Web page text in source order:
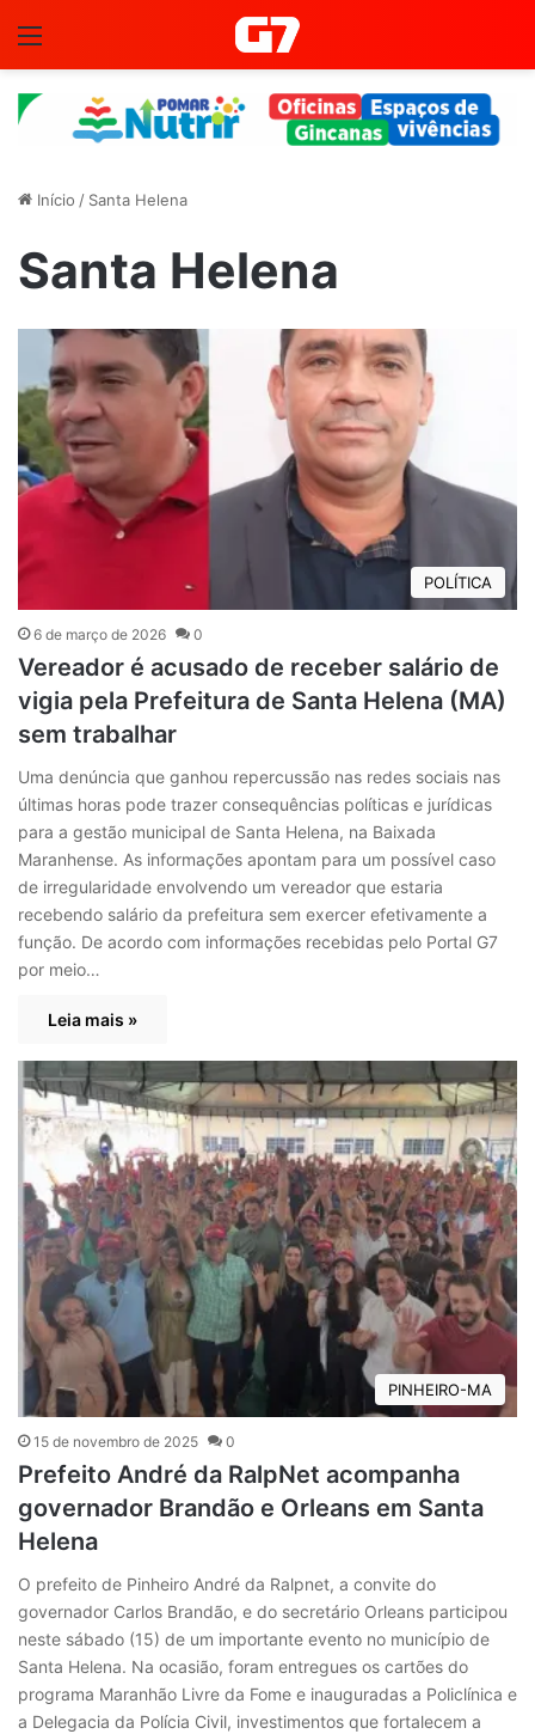
Início / Santa Helena
Santa Helena
POLÍTICA
6 de março de 2026 0
Vereador é acusado de receber salário de
vigia pela Prefeitura de Santa Helena (MA)
sem trabalhar
Uma denúncia que ganhou repercussão nas redes sociais nas
últimas horas pode trazer consequências políticas e jurídicas
para a gestão municipal de Santa Helena, na Baixada
Maranhense. As informações apontam para um possível caso
de irregularidade envolvendo um vereador que estaria
recebendo salário da prefeitura sem exercer efetivamente a
função. De acordo com informações recebidas pelo Portal G7
por meio…
Leia mais »
PINHEIRO-MA
15 de novembro de 2025 0
Prefeito André da RalpNet acompanha
governador Brandão e Orleans em Santa
Helena
O prefeito de Pinheiro André da Ralpnet, a convite do
governador Carlos Brandão, e do secretário Orleans participou
neste sábado (15) de um importante evento no município de
Santa Helena. Na ocasião, foram entregues os cartões do
programa Maranhão Livre da Fome e inauguradas a Policlínica e
a Delegacia da Polícia Civil, investimentos que fortalecem a